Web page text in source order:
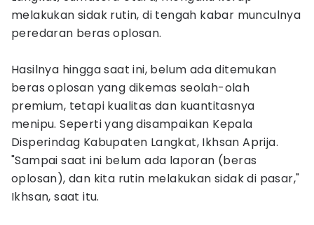
melakukan sidak rutin, di tengah kabar munculnya
peredaran beras oplosan.
Hasilnya hingga saat ini, belum ada ditemukan
beras oplosan yang dikemas seolah-olah
premium, tetapi kualitas dan kuantitasnya
menipu. Seperti yang disampaikan Kepala
Disperindag Kabupaten Langkat, Ikhsan Aprija.
"Sampai saat ini belum ada laporan (beras
oplosan), dan kita rutin melakukan sidak di pasar,"
Ikhsan, saat itu.